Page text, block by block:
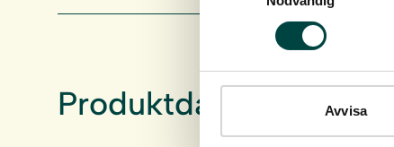
Avvisa
Produktdata